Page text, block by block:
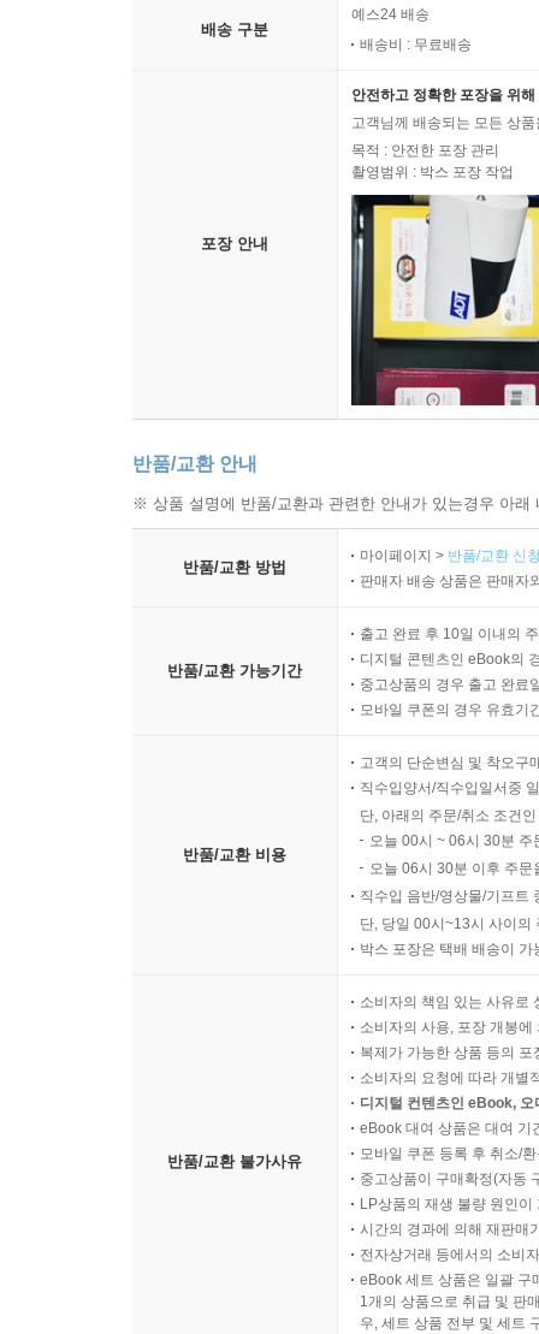
배송 구분
예스24 배송
배송비 : 무료배송
포장 안내
안전하고 정확한 포장을 위
고객님께 배송되는 모든 상
목적 : 안전한 포장 관리
촬영범위 : 박스 포장 작업
반품/교환 안내
※ 상품 설명에 반품/교환과 관련한 안내가 있는경우 아
반품/교환 방법
마이페이지 > 반품/교환 신
판매자 배송 상품은 판매자
반품/교환 가능기간
출고 완료 후 10일 이내의
디지털 콘텐츠인 eBook의
중고상품의 경우 출고 완료
모바일 쿠폰의 경우 유효기
반품/교환 비용
고객의 단순변심 및 착오구
직수입양서/직수입일서중
단, 아래의 주문/취소 조건
오늘 00시 ~ 06시 30분
오늘 06시 30분 이후 주
직수입 음반/영상물/기프트
단, 당일 00시~13시 사이의
박스 포장은 택배 배송이
반품/교환 불가사유
소비자의 책임 있는 사유로
소비자의 사용, 포장 개봉
복제가 가능한 상품 등의
소비자의 요청에 따라 개별
디지털 컨텐츠인 eBook,
eBook 대여 상품은 대여 기
모바일 쿠폰 등록 후 취소/
중고상품이 구매확정(자동
LP상품의 재생 불량 원인
시간의 경과에 의해 재판매
전자상거래 등에서의 소비
eBook 세트 상품은 일괄 구
1개의 상품으로 취급 및 판
우, 세트 상품 전부 및 세트